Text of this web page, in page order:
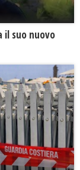
il suo nuovo